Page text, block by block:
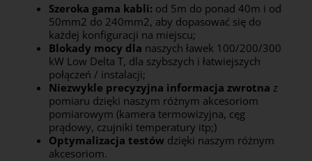
Szeroka gama kabli: od 5m do ponad 40m i od
50mm2 do 240mm2, aby dopasować się do
każdej konfiguracji na miejscu;
Blokady mocy dla naszych ławek 100/200/300
kW Low Delta T, dla szybszych i łatwiejszych
połączeń / instalacji;
Niezwykle precyzyjna informacja zwrotna z
pomiaru dzięki naszym różnym akcesoriom
pomiarowym (kamera termowizyjna, cęg
prądowy, czujniki temperatury itp;)
Optymalizacja testów dzięki naszym różnym
akcesoriom.